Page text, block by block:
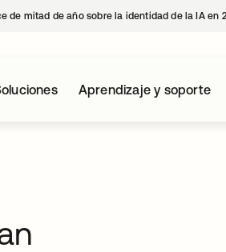
de mitad de año sobre la identidad de la IA en
Aprendizaje y soporte